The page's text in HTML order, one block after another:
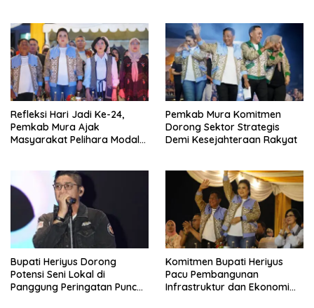
Refleksi Hari Jadi Ke-24,
Pemkab Mura Ajak
Masyarakat Pelihara Modal
Pemkab Mura Komitmen
Dorong Sektor Strategis
Demi Kesejahteraan Rakyat
Bupati Heriyus Dorong
Potensi Seni Lokal di
Panggung Peringatan Puncak
Komitmen Bupati Heriyus
Pacu Pembangunan
Infrastruktur dan Ekonomi